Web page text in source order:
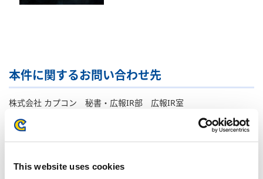
This website uses cookies
本件に関するお問い合わせ先
株式会社 カプコン 秘書・広報IR部 広報IR室
TEL : 06-6920-3623 / FAX : 06-6920-5108
関連記事